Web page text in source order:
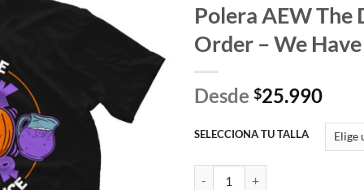
Polera AEW The
Order – We
Desde $25.990
SELECCIONA TU TALLA